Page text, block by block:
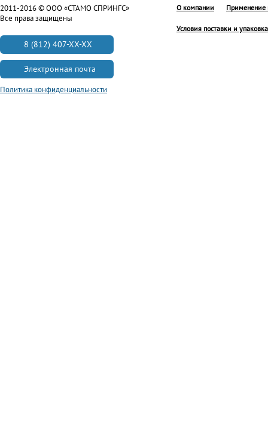
О компании Применение
Условия поставки и упаковка
2011-2016 © ООО «СТАМО СПРИНГС»
Все права защищены
8 (812) 407-XX-XX
Электронная почта
Политика конфиденциальности